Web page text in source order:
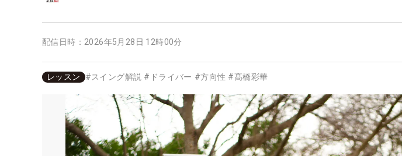
配信日時： 2026年5月28日 12時00分
レッスン #スイング解説 # ドライバー #方向性 #髙橋彩華